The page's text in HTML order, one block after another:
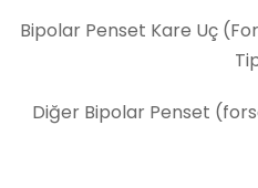
Bipolar Penset Kare Uç
Diğer Bipolar Penset